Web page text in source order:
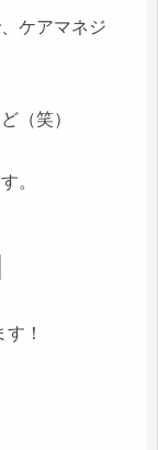
ケアマネジ
（笑）
。
！